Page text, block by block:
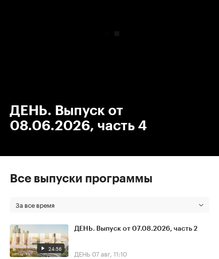
ДЕНЬ. Выпуск от
08.06.2026, часть 4
Все выпуски программы
За все время
24:56
ДЕНЬ. Выпуск от 07.08.2026, часть 2
ДЕНЬ 07 авг, 11:10